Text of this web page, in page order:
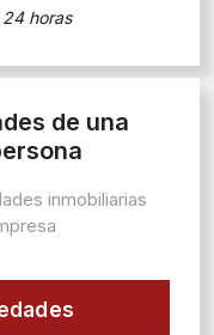
horas
de una
inmobiliarias